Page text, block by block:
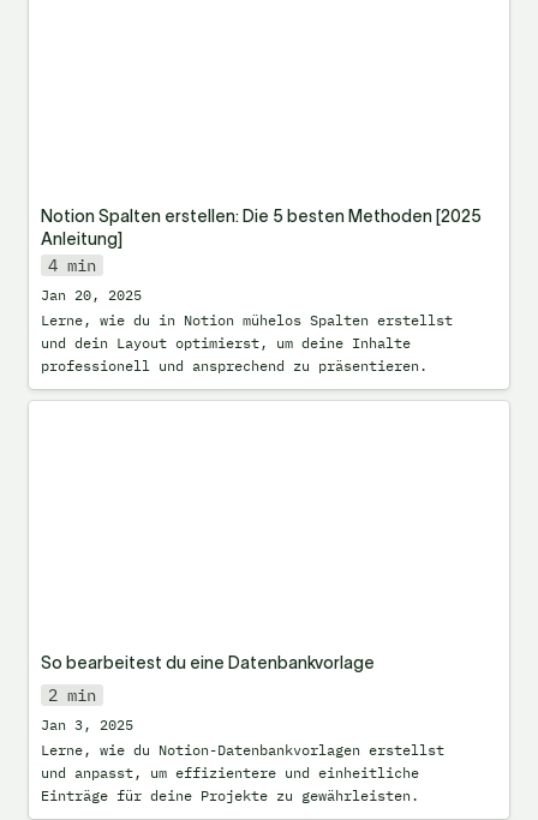
Notion Spalten erstellen: Die 5 besten Methoden [2025
Anleitung]
4 min
Jan 20, 2025
Lerne, wie du in Notion mühelos Spalten erstellst
und dein Layout optimierst, um deine Inhalte
professionell und ansprechend zu präsentieren.
So bearbeitest du eine Datenbankvorlage
2 min
Jan 3, 2025
Lerne, wie du Notion-Datenbankvorlagen erstellst
und anpasst, um effizientere und einheitliche
Einträge für deine Projekte zu gewährleisten.